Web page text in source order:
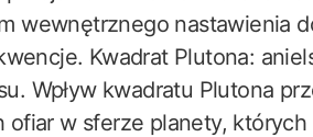
wewnętrznego nastawienia
Kwadrat Plutona:
Wpływ kwadratu Plutona
ofiar w sferze planety,